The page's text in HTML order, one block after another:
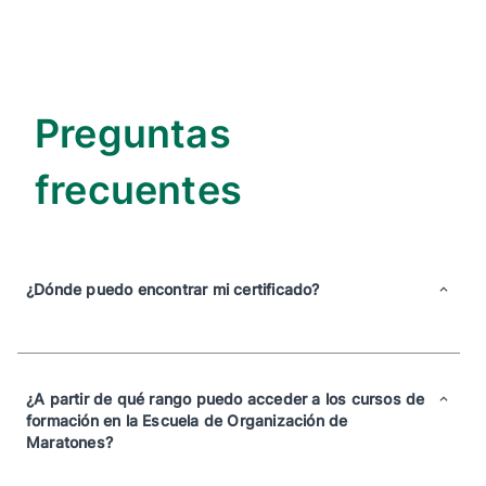
Preguntas
frecuentes
¿Dónde puedo encontrar mi certificado?
¿A partir de qué rango puedo acceder a los cursos de
formación en la Escuela de Organización de
Maratones?